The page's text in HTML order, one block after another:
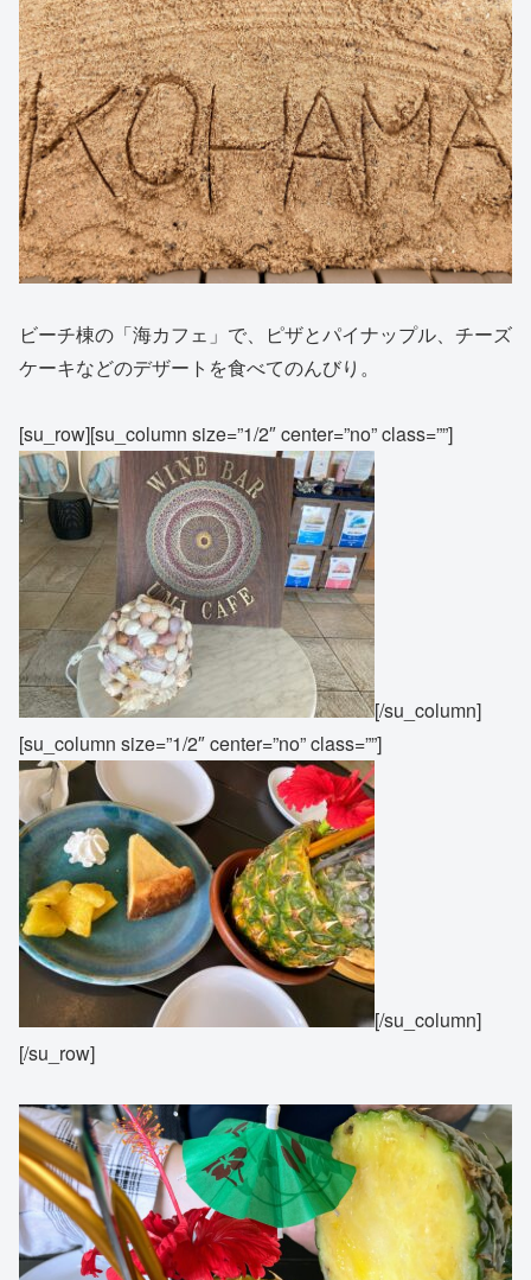
ビーチ棟の「海カフェ」で、ピザとパイナップル、チーズ
ケーキなどのデザートを食べてのんびり。
[su_row][su_column size=”1/2″ center=”no” class=””]
[/su_column]
[su_column size=”1/2″ center=”no” class=””]
[/su_column]
[/su_row]